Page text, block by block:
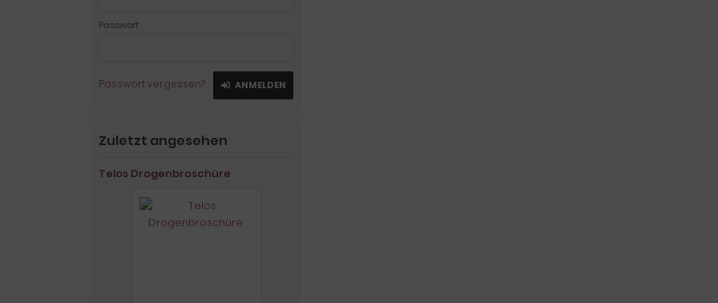
Passwort:
Passwort vergessen? ANMELDEN
Zuletzt angesehen
Telos Drogenbroschüre